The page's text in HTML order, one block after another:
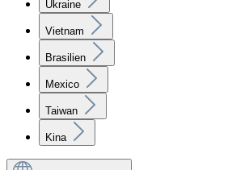
Ukraine
Vietnam
Brasilien
Mexico
Taiwan
Kina